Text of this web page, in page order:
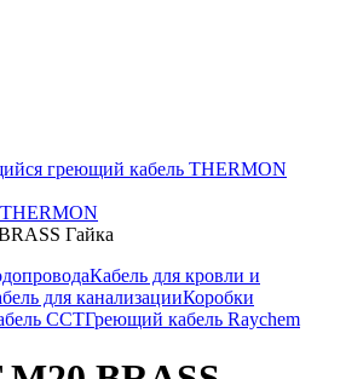
греющий кабель THERMON
Гайка
Кабель для кровли и
для канализацииКоробки
ССТГреющий кабель Raychem